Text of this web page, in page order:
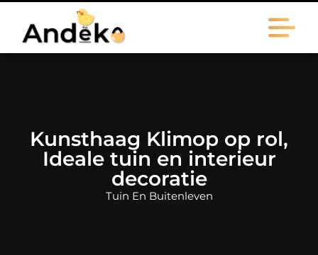
Kunsthaag Klimop op rol,
Ideale tuin en interieur
decoratie
Tuin En Buitenleven